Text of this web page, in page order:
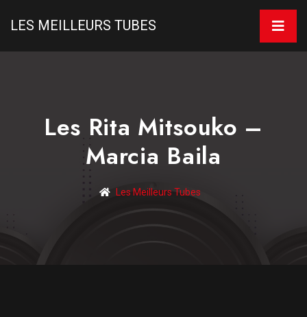
LES MEILLEURS TUBES
Les Rita Mitsouko –
Marcia Baila
Les Meilleurs Tubes